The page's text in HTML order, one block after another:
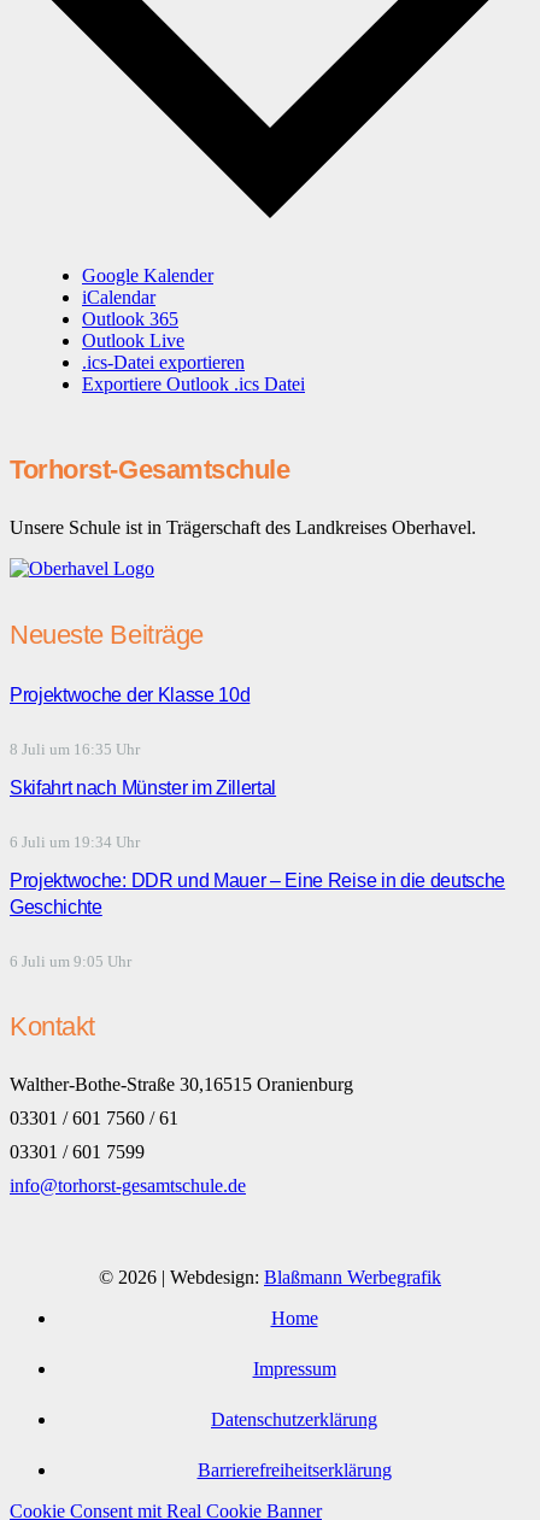
Google Kalender
iCalendar
Outlook 365
Outlook Live
.ics-Datei exportieren
Exportiere Outlook .ics Datei
Torhorst-Gesamtschule
Unsere Schule ist in Trägerschaft des Landkreises Oberhavel.
Neueste Beiträge
Projektwoche der Klasse 10d
8 Juli um 16:35 Uhr
Skifahrt nach Münster im Zillertal
6 Juli um 19:34 Uhr
Projektwoche: DDR und Mauer – Eine Reise in die deutsche
Geschichte
6 Juli um 9:05 Uhr
Kontakt
Walther-Bothe-Straße 30,16515 Oranienburg
03301 / 601 7560 / 61
03301 / 601 7599
info@torhorst-gesamtschule.de
© 2026 | Webdesign: Blaßmann Werbegrafik
Home
Impressum
Datenschutzerklärung
Barrierefreiheitserklärung
Cookie Consent mit Real Cookie Banner